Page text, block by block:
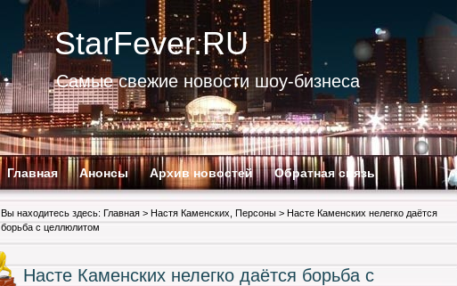
StarFever.RU
Самые свежие новости шоу-бизнеса
Главная Анонсы Архив новостей Обратная связь
Вы находитесь здесь: Главная > Настя Каменских Персоны > Насте Каменских нелегко даётся
борьба с целлюлитом
Насте Каменских нелегко даётся борьба с